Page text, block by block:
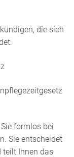
die sich
formlos bei
Sie entscheidet
teilt Ihnen das